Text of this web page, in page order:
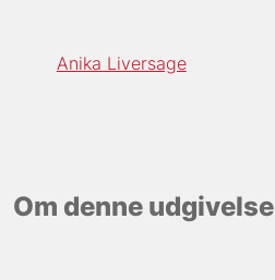
Anika Liversage
Om denne udgivelse